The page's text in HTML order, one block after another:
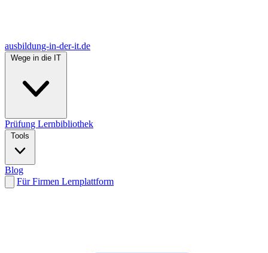
ausbildung-in-der-it.de
Prüfung Lernbibliothek
Blog
Für Firmen Lernplattform